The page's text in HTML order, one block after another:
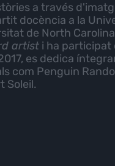
a través
docència a la
de North
artisti ha participat
es dedica
com Penguin
Soleil.